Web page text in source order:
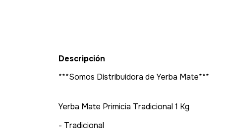
Descripción
***Somos Distribuidora de Yerba Mate***
Yerba Mate Primicia Tradicional 1 Kg
- Tradicional